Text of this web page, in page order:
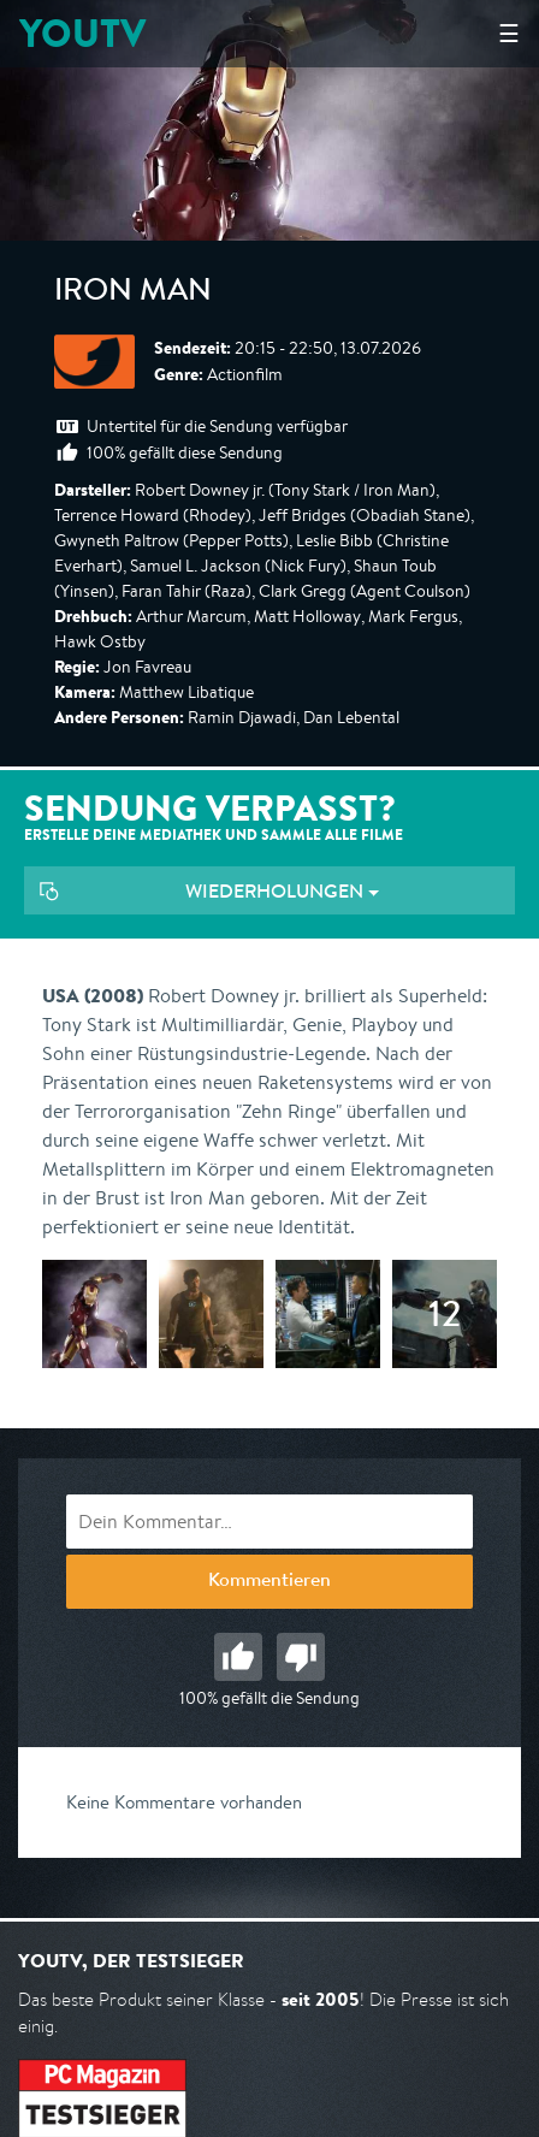
☰
YOUTV
IRON MAN
Sendezeit: 20:15 - 22:50, 13.07.2026
Genre: Actionfilm
Untertitel für die Sendung verfügbar
100% gefällt diese Sendung
Darsteller: Robert Downey jr. (Tony Stark / Iron Man),
Terrence Howard (Rhodey), Jeff Bridges (Obadiah Stane),
Gwyneth Paltrow (Pepper Potts), Leslie Bibb (Christine
Everhart), Samuel L. Jackson (Nick Fury), Shaun Toub
(Yinsen), Faran Tahir (Raza), Clark Gregg (Agent Coulson)
Drehbuch: Arthur Marcum, Matt Holloway, Mark Fergus,
Hawk Ostby
Regie: Jon Favreau
Kamera: Matthew Libatique
Andere Personen: Ramin Djawadi, Dan Lebental
SENDUNG VERPASST?
ERSTELLE DEINE MEDIATHEK UND SAMMLE ALLE FILME
WIEDERHOLUNGEN
USA (2008) Robert Downey jr. brilliert als Superheld:
Tony Stark ist Multimilliardär, Genie, Playboy und
Sohn einer Rüstungsindustrie-Legende. Nach der
Präsentation eines neuen Raketensystems wird er von
der Terrororganisation "Zehn Ringe" überfallen und
durch seine eigene Waffe schwer verletzt. Mit
Metallsplittern im Körper und einem Elektromagneten
in der Brust ist Iron Man geboren. Mit der Zeit
perfektioniert er seine neue Identität.
Kommentieren
100% gefällt die Sendung
Keine Kommentare vorhanden
YOUTV, DER TESTSIEGER
Das beste Produkt seiner Klasse - seit 2005! Die Presse ist sich
einig.